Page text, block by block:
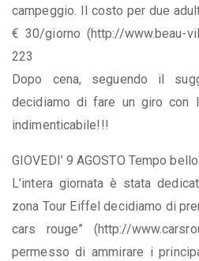
campeggio. Il costo per due
€ 30/giorno (http://www.beau-
223
Dopo cena, seguendo il
decidiamo di fare un giro con
indimenticabile!!!
GIOVEDI’ 9 AGOSTO Tempo bello
L’intera giornata è stata
zona Tour Eiffel decidiamo di
cars rouge” (http://
permesso di ammirare i